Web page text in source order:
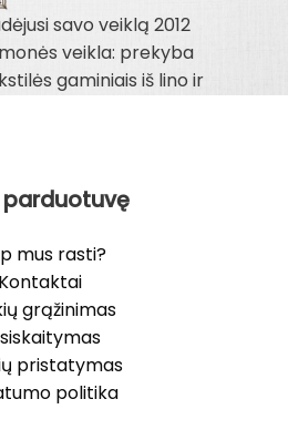
savo veiklą 2012
veikla: prekyba
gaminiais iš lino ir
parduotuvę
mus rasti?
Kontaktai
grąžinimas
pristatymas
politika